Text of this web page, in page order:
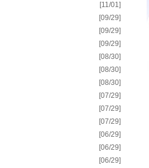
[11/01]
[09/29]
[09/29]
[09/29]
[08/30]
[08/30]
[08/30]
[07/29]
[07/29]
[07/29]
[06/29]
[06/29]
[06/29]